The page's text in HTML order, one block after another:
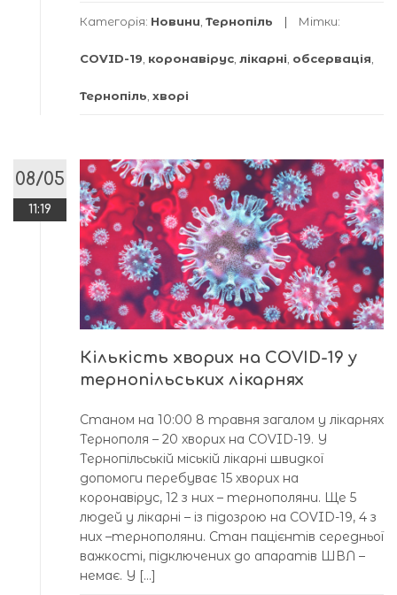
Категорія: Новини, Тернопіль Мітки:
COVID-19, коронавірус, лікарні, обсервація,
Тернопіль, хворі
08/05
11:19
Кількість хворих на COVID-19 у
тернопільських лікарнях
Станом на 10:00 8 травня загалом у лікарнях
Тернополя – 20 хворих на COVID-19. У
Тернопільській міській лікарні швидкої
допомоги перебуває 15 хворих на
коронавірус, 12 з них – тернополяни. Ще 5
людей у лікарні – із підозрою на COVID-19, 4 з
них –тернополяни. Стан пацієнтів середньої
важкості, підключених до апаратів ШВЛ –
немає. У […]